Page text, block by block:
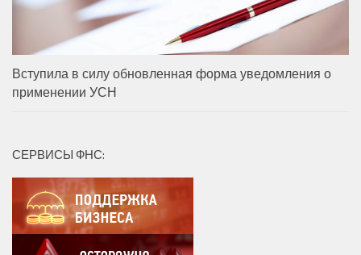
Вступила в силу обновленная форма уведомления о
применении УСН
СЕРВИСЫ ФНС: